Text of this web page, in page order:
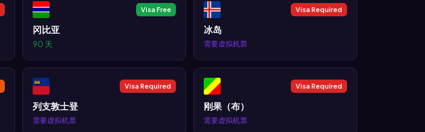
Visa Free
冈比亚
90 天
Visa Required
冰岛
需要虚拟机票
Visa Required
列支敦士登
需要虚拟机票
Visa Required
刚果（布）
需要虚拟机票